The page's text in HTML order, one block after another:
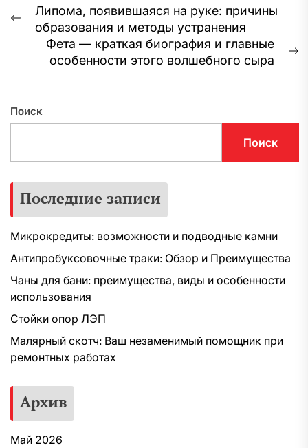
Навигация
записям
Предыдущая
запись:
Липома, появившаяся на руке: причины
образования и методы устранения
Фета — краткая биография и главные
особенности этого волшебного сыра
Поиск
Поиск
Последние записи
Микрокредиты: возможности и подводные камни
Антипробуксовочные траки: Обзор и Преимущества
Чаны для бани: преимущества, виды и особенности
использования
Стойки опор ЛЭП
Малярный скотч: Ваш незаменимый помощник при
ремонтных работах
Архив
Май 2026